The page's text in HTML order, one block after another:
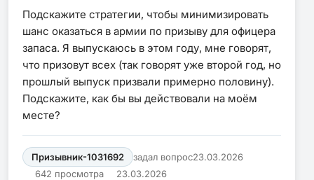
Подскажите стратегии, чтобы минимизировать
шанс оказаться в армии по призыву для офицера
запаса. Я выпускаюсь в этом году, мне говорят,
что призовут всех (так говорят уже второй год, но
прошлый выпуск призвали примерно половину).
Подскажите, как бы вы действовали на моём
месте?
Призывник-1031692 задал вопрос23.03.2026
642 просмотра
23.03.2026